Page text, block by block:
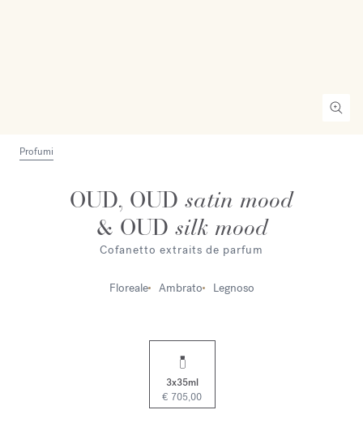
Profumi
OUD, OUD satin mood
& OUD silk mood
Cofanetto extraits de parfum
Floreale Ambrato Legnoso
3x35ml
€ 705,00